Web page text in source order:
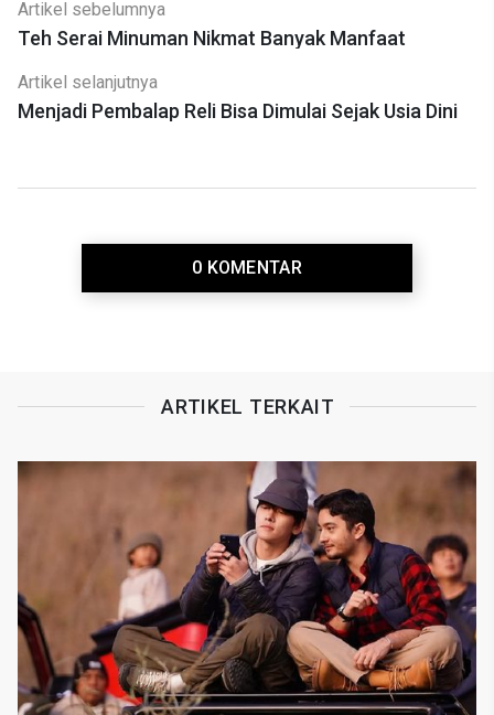
Artikel sebelumnya
Teh Serai Minuman Nikmat Banyak Manfaat
Artikel selanjutnya
Menjadi Pembalap Reli Bisa Dimulai Sejak Usia Dini
0 KOMENTAR
ARTIKEL TERKAIT